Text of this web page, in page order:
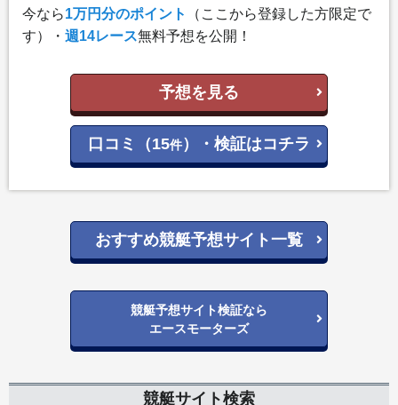
今なら1万円分のポイント
（ここから登録した方限定で
す）・ 週14レース無料予想を公開！
予想を見る
口コミ（15件）・検証はコチラ
おすすめ競艇予想サイト一覧
競艇予想サイト検証なら
エースモーターズ
競艇サイト検索